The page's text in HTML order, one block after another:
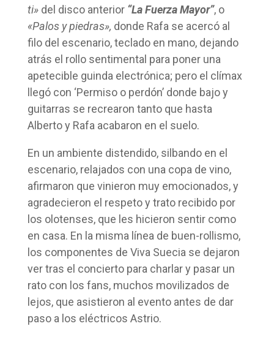
ti»del disco anterior“La Fuerza Mayor”, o
«Palos y piedras», donde Rafa se acercó al
filo del escenario, teclado en mano, dejando
atrás el rollo sentimental para poner una
apetecible guinda electrónica; pero el clímax
llegó con ‘Permiso o perdón’ donde bajo y
guitarras se recrearon tanto que hasta
Alberto y Rafa acabaron en el suelo.
En un ambiente distendido, silbando en el
escenario, relajados con una copa de vino,
afirmaron que vinieron muy emocionados, y
agradecieron el respeto y trato recibido por
los olotenses, que les hicieron sentir como
en casa. En la misma línea de buen-rollismo,
los componentes de Viva Suecia se dejaron
ver tras el concierto para charlar y pasar un
rato con los fans, muchos movilizados de
lejos, que asistieron al evento antes de dar
paso a los eléctricos Astrio.